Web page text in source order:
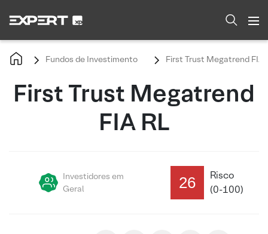
Fundos de Investimento First Trust Megatrend FIA
First Trust Megatrend
FIA RL
Investidores em
Geral
26
Risco
(0-100)